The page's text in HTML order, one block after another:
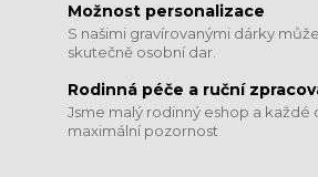
Možnost personalizace
S našimi gravírovanými dárky
skutečně osobní dar.
​​​​​​​Rodinná péče a ruční
Jsme malý rodinný eshop a
maximální pozornost